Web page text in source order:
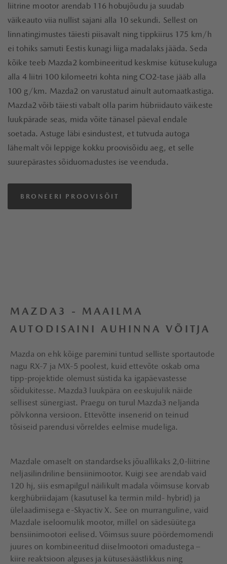
liitrine mootor arendab 116 hobujõudu ja suudab
väikeauto viia nullist sajani alla 10 sekundi. Sellest on
linnatingimustes täiesti piisavalt ning tippkiirus 175 km/h
ei tohiks samuti Eestis kunagi liiga madalaks jääda. Seda
kõike teeb Mazda2 kombineeritud keskmise kütusekuluga
alla 4 liitri 100 kilomeetri kohta ning CO2-tase jääb alla
100 g/km. Mazda2 on varustatud ainult automaatkastiga.
Mazda2 võib täiesti vabalt olla parim hübriidauto väikeste
luukpärade seas, mida võite tänasel päeval endale
soetada. Astuge läbi esindustest, et tutvuda autoga
lähemalt või leppige kokku proovisõidu aeg, et selle
suurepärastes sõiduomadustes ise veenduda.
BRONEERI PROOVISÕIT
MAZDA3 - MAAILMA
AUTODISAINI AUHINNA VÕITJA
Mazda on ehk kõige paremini tuntud selliste sportautode
nagu RX-7 ja MX-5 poolest, kuid ettevõte oskab oma
tipp-projektide olemust süstida ka igapäevastesse
sõidukitesse. Mazda3 luukpära on eeskujulik näide
sellisest sünergiast. Praegu on turul Mazda3 neljanda
põlvkonna versioon. Ettevõtte insenerid on teinud
tõsiseid parendusi võrreldes eelmise mudeliga.
Mazdale omaselt on standardseks jõuallikaks 2,0-liitrine
neljasilindriline bensiinimootor. Kuigi see arendab vaid
120 hj, siis esmapilgul näilikult madala võimsuse korvab
kerghübriidajam (kasutusel ka termin mild- hybrid) ja
ülelaadimisega e-Skyactiv X. See on murranguline, vaid
Mazdale iseloomulik mootor, millel on sädesüütega
bensiinimootori eelised. Võimsus suure pöördemomendi
juures on kombineeritud diiselmootori omadustega –
kiire reaktsioon alguses ja kütusesäästlikkus ning